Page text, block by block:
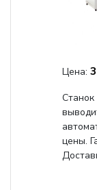
Цена:
Станок
цены.